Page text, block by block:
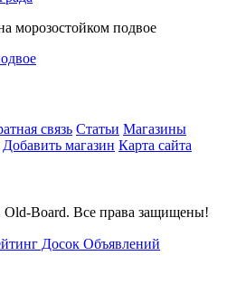
связь Статьи Магазины
Добавить магазин Карта сайта
Board. Все права защищены!